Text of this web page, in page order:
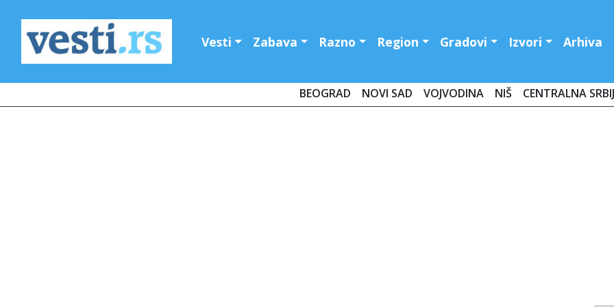
Vesti Zabava Razno Region Gradovi Izvori Arhiva
BEOGRAD NOVI SAD VOJVODINA NIŠ CENTRALNA